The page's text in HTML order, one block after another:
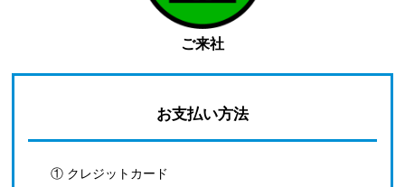
ご来社
お支払い方法
① クレジットカード